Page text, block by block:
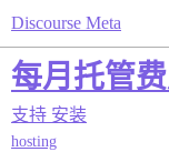
Discourse Meta
每月托管
支持 安装
hosting